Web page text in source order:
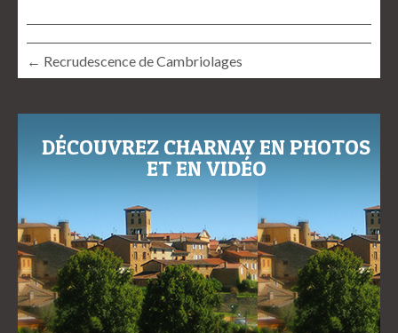
← Recrudescence de Cambriolages
DÉCOUVREZ CHARNAY EN PHOTOS
ET EN VIDÉO